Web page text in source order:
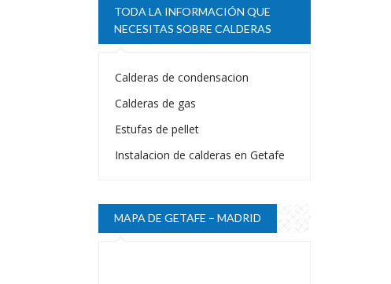
TODA LA INFORMACIÓN QUE
NECESITAS SOBRE CALDERAS
Calderas de condensacion
Calderas de gas
Estufas de pellet
Instalacion de calderas en Getafe
MAPA DE GETAFE – MADRID